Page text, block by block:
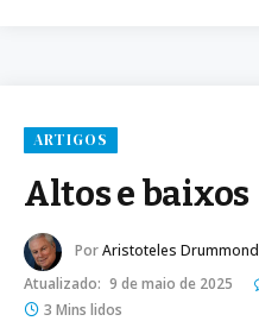
ARTIGOS
Altos e baixos
PorAristoteles Drummond
Atualizado: 9 de maio de 2025
3 Mins lidos